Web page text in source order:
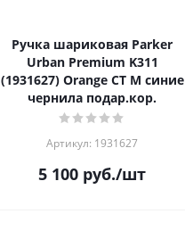
Ручка шариковая Parker
Urban Premium K311
(1931627) Orange CT M синие
чернила подар.кор.
Артикул: 1931627
5 100 руб./шт